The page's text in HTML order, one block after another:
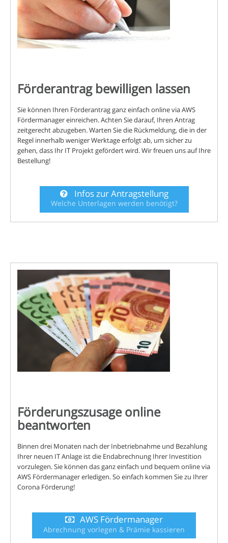
Förderantrag bewilligen lassen
Sie können Ihren Förderantrag ganz einfach online via AWS
Fördermanager einreichen. Achten Sie darauf, Ihren Antrag
zeitgerecht abzugeben. Warten Sie die Rückmeldung, die in der
Regel innerhalb weniger Werktage erfolgt ab, um sicher zu
gehen, dass Ihr IT Projekt gefördert wird. Wir freuen uns auf Ihre
Bestellung!
Infos zur Antragstellung
Welche Unterlagen werden benötigt?
Förderungszusage online
beantworten
Binnen drei Monaten nach der Inbetriebnahme und Bezahlung
Ihrer neuen IT Anlage ist die Endabrechnung Ihrer Investition
vorzulegen. Sie können das ganz einfach und bequem online via
AWS Fördermanager erledigen. So einfach kommen Sie zu Ihrer
Corona Förderung!
AWS Fördermanager
Abrechnung vorlegen & Prämie kassieren